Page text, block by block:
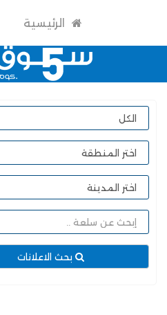
الرئيسية
بحث الاعلانات